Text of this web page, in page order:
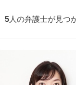
5 人の弁護士が見つ